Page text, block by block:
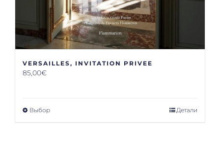
VERSAILLES, INVITATION PRIVEE
85,00€
Выбор Детали